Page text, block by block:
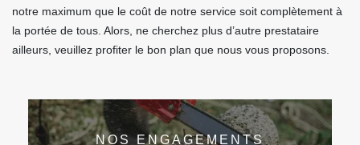
notre maximum que le coût de notre service soit complètement à
la portée de tous. Alors, ne cherchez plus d’autre prestataire
ailleurs, veuillez profiter le bon plan que nous vous proposons.
NOS ENGAGEMENTS